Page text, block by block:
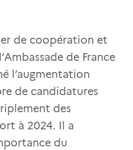
de coopération et
de France
l’augmentation
de candidatures
des
à 2024. Il a
du